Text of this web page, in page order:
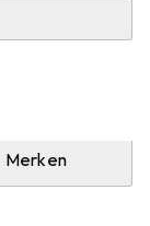
Merken